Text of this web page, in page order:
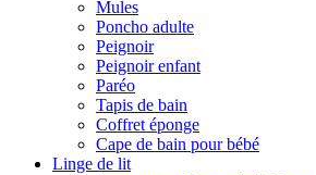
Mules
Poncho adulte
Peignoir
Peignoir enfant
Paréo
Tapis de bain
Coffret éponge
Cape de bain pour bébé
Linge de lit